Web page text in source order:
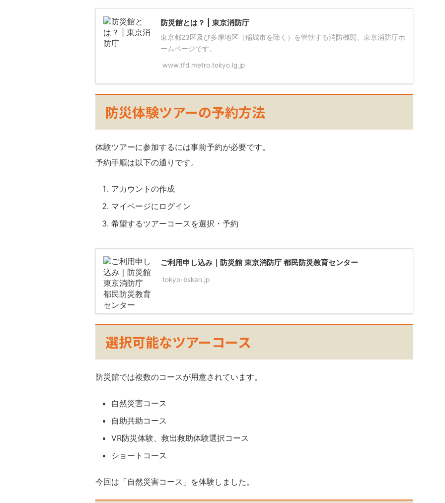
防災館とは？ | 東京消防庁
東京都23区及び多摩地区（稲城市を除く）を管轄する消防機関、東京消防庁ホ
ームページです。
www.tfd.metro.tokyo.lg.jp
防災体験ツアーの予約方法
体験ツアーに参加するには事前予約が必要です。
予約手順は以下の通りです。
アカウントの作成
マイページにログイン
希望するツアーコースを選択・予約
ご利用申し込み｜防災館 東京消防庁 都民防災教育センター
tokyo-bskan.jp
選択可能なツアーコース
防災館では複数のコースが用意されています。
自然災害コース
自助共助コース
VR防災体験、救出救助体験選択コース
ショートコース
今回は「自然災害コース」を体験しました。